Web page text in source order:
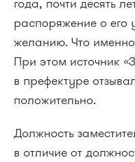
года, почти десять
распоряжение о его
желанию. Что именно
При этом источник
в префектуре
положительно.
Должность
в отличие от